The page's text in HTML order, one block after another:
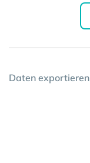
Daten exportieren